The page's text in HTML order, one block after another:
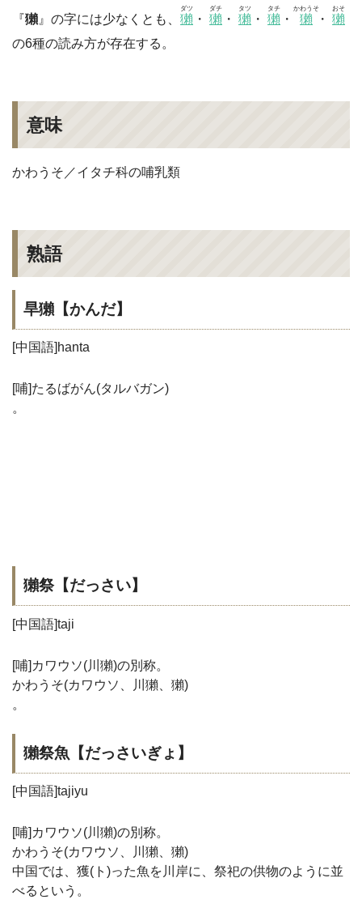
『獺』の字には少なくとも、 獺
ダツ
・ 獺
ダチ
・ 獺
タツ
・ 獺
タチ
・ 獺
かわうそ
・ 獺
おそ
の6種の読み方が存在する。
意味
かわうそ／イタチ科の哺乳類
熟語
旱獺【かんだ】
[中国語]hanta
[哺]たるばがん(タルバガン)
。
獺祭【だっさい】
[中国語]taji
[哺]カワウソ(川獺)の別称。
かわうそ(カワウソ、川獺、獺)
。
獺祭魚【だっさいぎょ】
[中国語]tajiyu
[哺]カワウソ(川獺)の別称。
かわうそ(カワウソ、川獺、獺)
中国では、獲(ト)った魚を川岸に、祭祀の供物のように並
べるという。